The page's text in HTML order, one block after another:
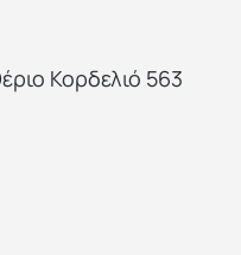
Κορδελιό 563